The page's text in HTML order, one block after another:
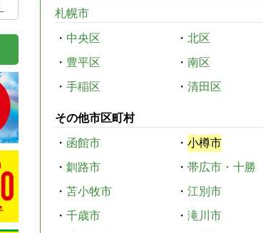
札幌市
・ 中央区 ・ 北区
・ 豊平区 ・ 南区
・ 手稲区 ・ 清田区
その他市区町村
・ 函館市 ・ 小樽市
・ 釧路市 ・ 帯広市・十勝
・ 苫小牧市 ・ 江別市
・ 千歳市 ・ 滝川市